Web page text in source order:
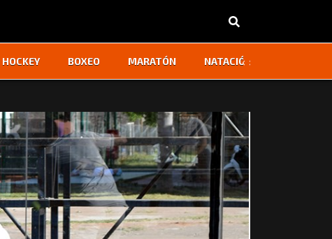
HOCKEY BOXEO MARATÓN NATACIÓN
‹ ›